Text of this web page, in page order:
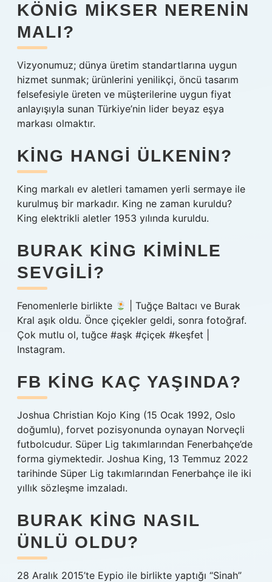
KÖNIG MIKSER NERENIN
MALI?
Vizyonumuz; dünya üretim standartlarına uygun
hizmet sunmak; ürünlerini yenilikçi, öncü tasarım
felsefesiyle üreten ve müşterilerine uygun fiyat
anlayışıyla sunan Türkiye’nin lider beyaz eşya
markası olmaktır.
KING HANGI ÜLKENIN?
King markalı ev aletleri tamamen yerli sermaye ile
kurulmuş bir markadır. King ne zaman kuruldu?
King elektrikli aletler 1953 yılında kuruldu.
BURAK KING KIMINLE
SEVGILI?
Fenomenlerle birlikte
| Tuğçe Baltacı ve Burak
Kral aşık oldu. Önce çiçekler geldi, sonra fotoğraf.
Çok mutlu ol, tuğce #aşk #çiçek #keşfet |
Instagram.
FB KING KAÇ YAŞINDA?
Joshua Christian Kojo King (15 Ocak 1992, Oslo
doğumlu), forvet pozisyonunda oynayan Norveçli
futbolcudur. Süper Lig takımlarından Fenerbahçe’de
forma giymektedir. Joshua King, 13 Temmuz 2022
tarihinde Süper Lig takımlarından Fenerbahçe ile iki
yıllık sözleşme imzaladı.
BURAK KING NASIL
ÜNLÜ OLDU?
28 Aralık 2015’te Eypio ile birlikte yaptığı “Sinah”